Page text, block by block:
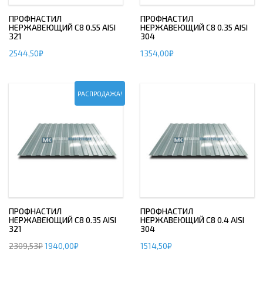
ПРОФНАСТИЛ
НЕРЖАВЕЮЩИЙ С8 0.55 AISI
321
2544,50₽
ПРОФНАСТИЛ
НЕРЖАВЕЮЩИЙ С8 0.35 AISI
304
1354,00₽
РАСПРОДАЖА!
ПРОФНАСТИЛ
НЕРЖАВЕЮЩИЙ С8 0.35 AISI
321
2309,53₽1940,00₽
ПРОФНАСТИЛ
НЕРЖАВЕЮЩИЙ С8 0.4 AISI
304
1514,50₽